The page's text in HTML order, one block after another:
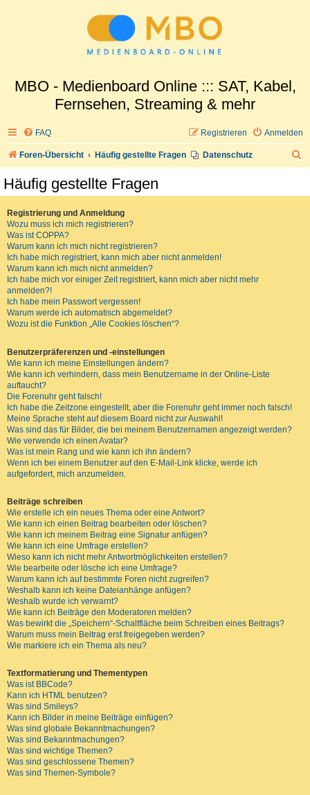
MBO - Medienboard Online ::: SAT, Kabel,
Fernsehen, Streaming & mehr
FAQ Anmelden
Registrieren
Foren-Übersicht Häufig gestellte Fragen Datenschutz
Häufig gestellte Fragen
Registrierung und Anmeldung
Wozu muss ich mich registrieren?
Was ist COPPA?
Warum kann ich mich nicht registrieren?
Ich habe mich registriert, kann mich aber nicht anmelden!
Warum kann ich mich nicht anmelden?
Ich habe mich vor einiger Zeit registriert, kann mich aber nicht mehr
anmelden?!
Ich habe mein Passwort vergessen!
Warum werde ich automatisch abgemeldet?
Wozu ist die Funktion „Alle Cookies löschen“?
Benutzerpräferenzen und -einstellungen
Wie kann ich meine Einstellungen ändern?
Wie kann ich verhindern, dass mein Benutzername in der Online-Liste
auftaucht?
Die Forenuhr geht falsch!
Ich habe die Zeitzone eingestellt, aber die Forenuhr geht immer noch falsch!
Meine Sprache steht auf diesem Board nicht zur Auswahl!
Was sind das für Bilder, die bei meinem Benutzernamen angezeigt werden?
Wie verwende ich einen Avatar?
Was ist mein Rang und wie kann ich ihn ändern?
Wenn ich bei einem Benutzer auf den E-Mail-Link klicke, werde ich
aufgefordert, mich anzumelden.
Beiträge schreiben
Wie erstelle ich ein neues Thema oder eine Antwort?
Wie kann ich einen Beitrag bearbeiten oder löschen?
Wie kann ich meinem Beitrag eine Signatur anfügen?
Wie kann ich eine Umfrage erstellen?
Wieso kann ich nicht mehr Antwortmöglichkeiten erstellen?
Wie bearbeite oder lösche ich eine Umfrage?
Warum kann ich auf bestimmte Foren nicht zugreifen?
Weshalb kann ich keine Dateianhänge anfügen?
Weshalb wurde ich verwarnt?
Wie kann ich Beiträge den Moderatoren melden?
Was bewirkt die „Speichern“-Schaltfläche beim Schreiben eines Beitrags?
Warum muss mein Beitrag erst freigegeben werden?
Wie markiere ich ein Thema als neu?
Textformatierung und Thementypen
Was ist BBCode?
Kann ich HTML benutzen?
Was sind Smileys?
Kann ich Bilder in meine Beiträge einfügen?
Was sind globale Bekanntmachungen?
Was sind Bekanntmachungen?
Was sind wichtige Themen?
Was sind geschlossene Themen?
Was sind Themen-Symbole?